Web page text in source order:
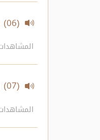
(06) فوائد وضوابط أملاها الشيخ
المشاهدات:
المشاهدات: